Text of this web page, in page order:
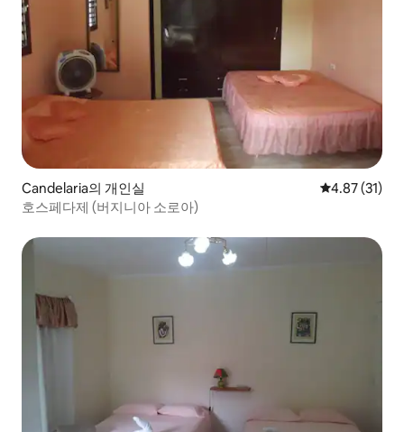
Candelaria의 개인실 평점 4.87점
4.87 (31)
호스페다제 (버지니아 소로아)